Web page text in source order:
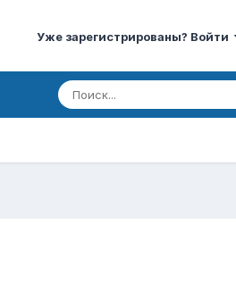
Уже зарегистрированы? Войти